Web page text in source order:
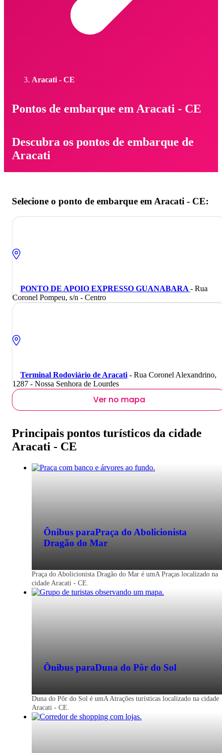
Aracati - CE
Pontos de embarque em Aracati - CE
Descubra os pontos de embarque de
Aracati
Selecione o ponto de embarque em Aracati - CE:
PONTO DE APOIO EXPRESSO GUANABARA - Rua
Coronel Pompeu, s/n - Centro
Terminal Rodoviário de Aracati - Rua Coronel Alexandrino,
1287 - Nossa Senhora de Lourdes
Ver no mapa
Principais pontos turísticos da cidade
Aracati - CE
Ônibus paraPraça do Abolicionista
Dragão do Mar
Praça do Abolicionista Dragão do Mar é umA Praças localizado na
cidade Aracati - CE.
Ônibus paraDuna do Pôr do Sol
Duna do Pôr do Sol é umA Atrações turísticas localizado na cidade
Aracati - CE.